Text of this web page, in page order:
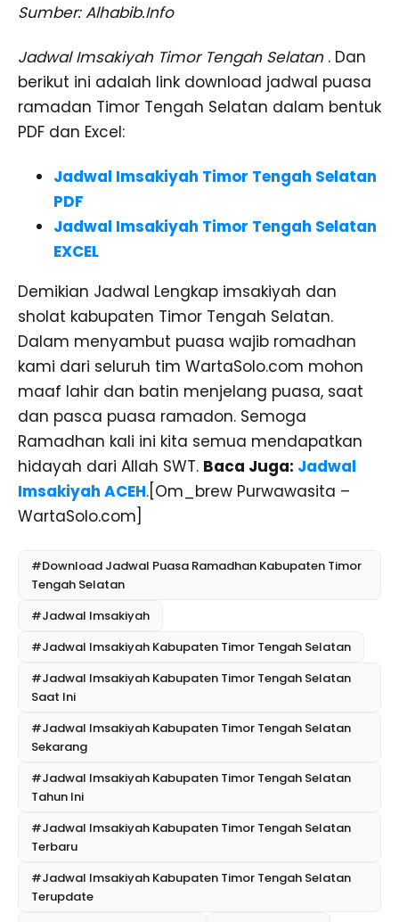
Sumber: Alhabib.Info
Jadwal Imsakiyah Timor Tengah Selatan . Dan
berikut ini adalah link download jadwal puasa
ramadan Timor Tengah Selatan dalam bentuk
PDF dan Excel:
Jadwal Imsakiyah Timor Tengah Selatan
PDF
Jadwal Imsakiyah Timor Tengah Selatan
EXCEL
Demikian Jadwal Lengkap imsakiyah dan
sholat kabupaten Timor Tengah Selatan.
Dalam menyambut puasa wajib romadhan
kami dari seluruh tim WartaSolo.com mohon
maaf lahir dan batin menjelang puasa, saat
dan pasca puasa ramadon. Semoga
Ramadhan kali ini kita semua mendapatkan
hidayah dari Allah SWT. Baca Juga: Jadwal
Imsakiyah ACEH.[Om_brew Purwawasita –
WartaSolo.com]
#Download Jadwal Puasa Ramadhan Kabupaten Timor
Tengah Selatan
#Jadwal Imsakiyah
#Jadwal Imsakiyah Kabupaten Timor Tengah Selatan
#Jadwal Imsakiyah Kabupaten Timor Tengah Selatan
Saat Ini
#Jadwal Imsakiyah Kabupaten Timor Tengah Selatan
Sekarang
#Jadwal Imsakiyah Kabupaten Timor Tengah Selatan
Tahun Ini
#Jadwal Imsakiyah Kabupaten Timor Tengah Selatan
Terbaru
#Jadwal Imsakiyah Kabupaten Timor Tengah Selatan
Terupdate